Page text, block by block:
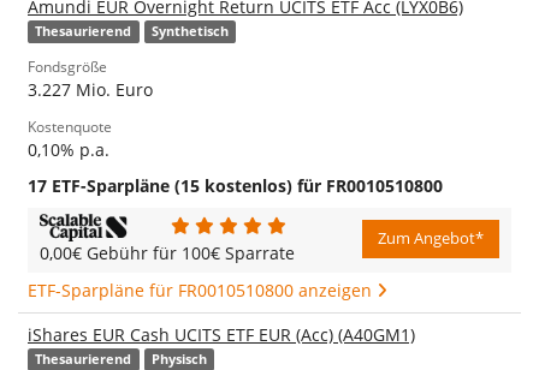
Amundi EUR Overnight Return UCITS ETF Acc (LYX0B6)
Thesaurierend Synthetisch
Fondsgröße
3.227 Mio. Euro
Kostenquote
0,10% p.a.
17 ETF-Sparpläne (15 kostenlos) für FR0010510800
0,00€ Gebühr für 100€ Sparrate
Zum Angebot*
ETF-Sparpläne für FR0010510800 anzeigen
iShares EUR Cash UCITS ETF EUR (Acc) (A40GM1)
Thesaurierend Physisch